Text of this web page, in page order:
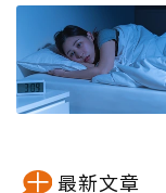
最新文章